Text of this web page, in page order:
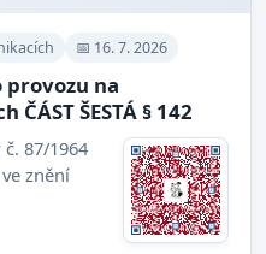
📅 16. 7. 2026
provozu na
ŠESTÁ § 142
87/1964
znění